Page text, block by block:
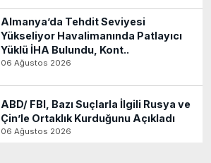
Almanya’da Tehdit Seviyesi
Yükseliyor Havalimanında Patlayıcı
Yüklü İHA Bulundu, Kont..
06 Ağustos 2026
ABD/ FBI, Bazı Suçlarla İlgili Rusya ve
Çin’le Ortaklık Kurduğunu Açıkladı
06 Ağustos 2026